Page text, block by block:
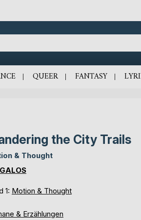
QUEER FANTASY
the City Trails
& Thought
1: Motion & Thought
& Erzählungen